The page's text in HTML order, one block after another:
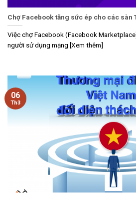
Chợ Facebook tăng sức ép cho các sàn
Việc chợ Facebook (Facebook
người sử dụng mạng [Xem thêm]
06
Th3